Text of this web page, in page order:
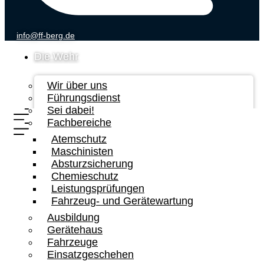
info@ff-berg.de
Die Wehr
Wir über uns
Führungsdienst
Sei dabei!
Fachbereiche
Atemschutz
Maschinisten
Absturzsicherung
Chemieschutz
Leistungsprüfungen
Fahrzeug- und Gerätewartung
Ausbildung
Gerätehaus
Fahrzeuge
Einsatzgeschehen